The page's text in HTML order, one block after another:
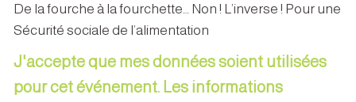
De la fourche à la fourchette… Non ! L’inverse ! Pour une
Sécurité sociale de l’alimentation
J'accepte que mes données soient utilisées
pour cet événement. Les informations